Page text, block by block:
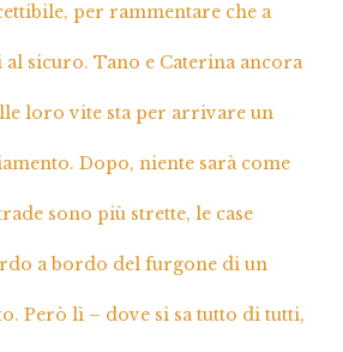
per rammentare che a
sicuro. Tano e Caterina ancora
loro vite sta per arrivare un
Dopo, niente sarà come
sono più strette, le case
a bordo del furgone di un
Però lì – dove si sa tutto di tutti,